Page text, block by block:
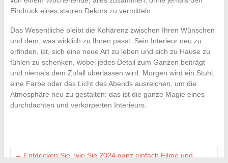
Eindruck eines starren Dekors zu vermitteln.
Das Wesentliche bleibt die Kohärenz zwischen Ihren Wünschen
und dem, was wirklich zu Ihnen passt. Sein Interieur neu zu
erfinden, ist, sich eine neue Art zu leben und sich zu Hause zu
fühlen zu schenken, wobei jedes Detail zum Ganzen beiträgt
und niemals dem Zufall überlassen wird. Morgen wird ein Stuhl,
eine Farbe oder das Licht des Abends ausreichen, um die
Atmosphäre neu zu gestalten: das ist die ganze Magie eines
durchdachten und verkörperten Interieurs.
← Entdecken Sie, wie Sie 2024 ganz einfach Filme und